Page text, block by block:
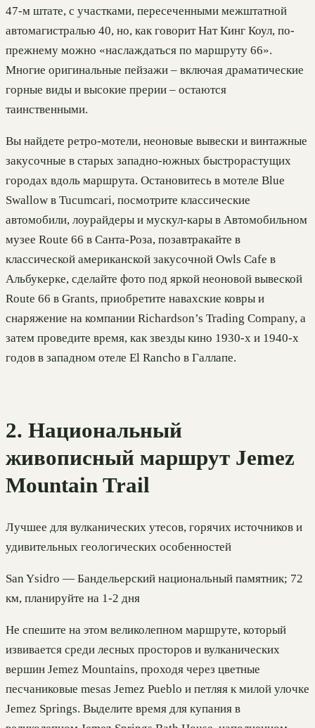
47-м штате, с участками, пересеченными межштатной
автомагистралью 40, но, как говорит Нат Кинг Коул, по-
прежнему можно «наслаждаться по маршруту 66».
Многие оригинальные пейзажи – включая драматические
горные виды и высокие прерии – остаются
таинственными.
Вы найдете ретро-мотели, неоновые вывески и винтажные
закусочные в старых западно-южных быстрорастущих
городах вдоль маршрута. Остановитесь в мотеле Blue
Swallow в Tucumcari, посмотрите классические
автомобили, лоурайдеры и мускул-кары в Автомобильном
музее Route 66 в Санта-Роза, позавтракайте в
классической американской закусочной Owls Cafe в
Альбукерке, сделайте фото под яркой неоновой вывеской
Route 66 в Grants, приобретите навахские ковры и
снаряжение на компании Richardson’s Trading Company, а
затем проведите время, как звезды кино 1930-х и 1940-х
годов в западном отеле El Rancho в Галлапе.
2. Национальный
живописный маршрут Jemez
Mountain Trail
Лучшее для вулканических утесов, горячих источников и
удивительных геологических особенностей
San Ysidro — Бандельерский национальный памятник; 72
км, планируйте на 1-2 дня
Не спешите на этом великолепном маршруте, который
извивается среди лесных просторов и вулканических
вершин Jemez Mountains, проходя через цветные
песчаниковые mesas Jemez Pueblo и петляя к милой улочке
Jemez Springs. Выделите время для купания в